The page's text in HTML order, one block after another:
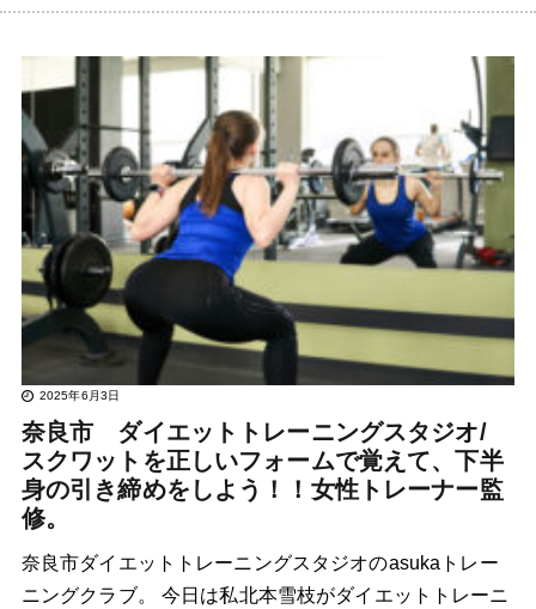
2025年6月3日
奈良市 ダイエットトレーニングスタジオ/
スクワットを正しいフォームで覚えて、下半
身の引き締めをしよう！！女性トレーナー監
修。
奈良市ダイエットトレーニングスタジオのasukaトレー
ニングクラブ。 今日は私北本雪枝がダイエットトレーニ